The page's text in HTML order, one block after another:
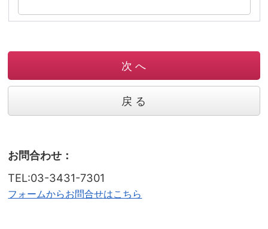
次 へ
戻 る
お問合わせ：
TEL:03-3431-7301
フォームからお問合せはこちら